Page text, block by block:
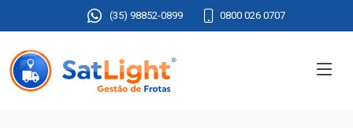
(35) 98852-0899 0800 026 0707